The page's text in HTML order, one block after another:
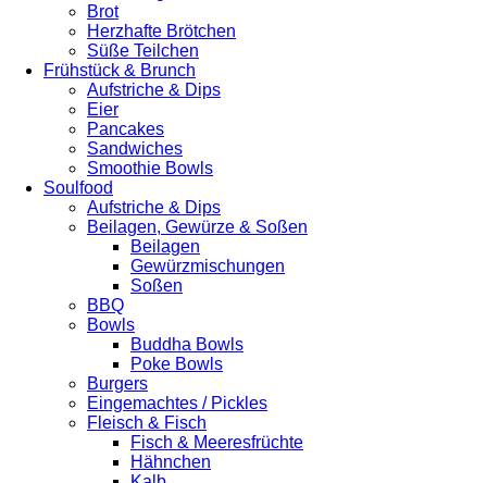
Brot
Herzhafte Brötchen
Süße Teilchen
Frühstück & Brunch
Aufstriche & Dips
Eier
Pancakes
Sandwiches
Smoothie Bowls
Soulfood
Aufstriche & Dips
Beilagen, Gewürze & Soßen
Beilagen
Gewürzmischungen
Soßen
BBQ
Bowls
Buddha Bowls
Poke Bowls
Burgers
Eingemachtes / Pickles
Fleisch & Fisch
Fisch & Meeresfrüchte
Hähnchen